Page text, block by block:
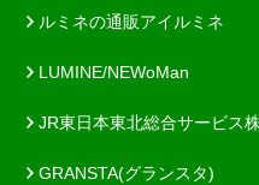
ルミネの通販アイルミネ
LUMINE/NEWoMan
JR東日本東北総合サービス
GRANSTA(グランスタ)